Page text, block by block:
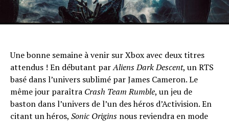
Une bonne semaine à venir sur Xbox avec deux titres
attendus ! En débutant parAliens DarkDescent, un RTS
basé dans l’univers sublimé par James Cameron. Le
même jour paraîtra Crash Team Rumble, un jeu de
baston dans l’univers de l’un des héros d’Activision. En
citant un héros, Sonic Origins nous reviendra en mode